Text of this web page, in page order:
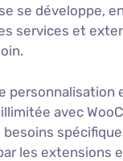
se développe,
services et
personnalisation
avec
besoins
les extensions